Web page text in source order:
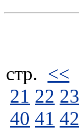
стp. <<
21 22 23
40 41 42